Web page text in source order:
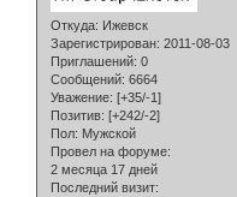
Откуда: Ижевск
Зарегистрирован: 2011-08-03
Приглашений: 0
Сообщений: 6664
Уважение: [+35/-1]
Позитив: [+242/-2]
Пол: Мужской
Провел на форуме:
2 месяца 17 дней
Последний визит: